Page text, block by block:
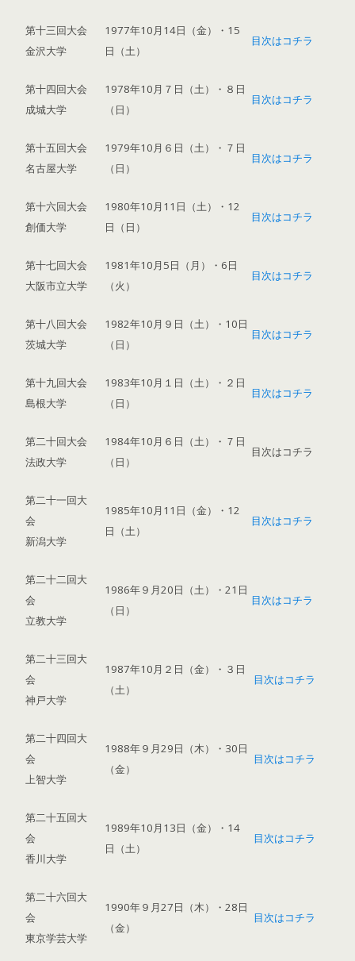
第十三回大会
金沢大学
1977年10月14日（金）・15
日（土）
目次はコチラ
第十四回大会
成城大学
1978年10月７日（土）・８日
（日）
目次はコチラ
第十五回大会
名古屋大学
1979年10月６日（土）・７日
（日）
目次はコチラ
第十六回大会
創価大学
1980年10月11日（土）・12
日（日）
目次はコチラ
第十七回大会
大阪市立大学
1981年10月5日（月）・6日
（火）
目次はコチラ
第十八回大会
茨城大学
1982年10月９日（土）・10日
（日）
目次はコチラ
第十九回大会
島根大学
1983年10月１日（土）・２日
（日）
目次はコチラ
第二十回大会
法政大学
1984年10月６日（土）・７日
（日）
目次はコチラ
第二十一回大
会
新潟大学
1985年10月11日（金）・12
日（土）
目次はコチラ
第二十二回大
会
立教大学
1986年９月20日（土）・21日
（日）
目次はコチラ
第二十三回大
会
神戸大学
1987年10月２日（金）・３日
（土）
目次はコチラ
第二十四回大
会
上智大学
1988年９月29日（木）・30日
（金）
目次はコチラ
第二十五回大
会
香川大学
1989年10月13日（金）・14
日（土）
目次はコチラ
第二十六回大
会
東京学芸大学
1990年９月27日（木）・28日
（金）
目次はコチラ